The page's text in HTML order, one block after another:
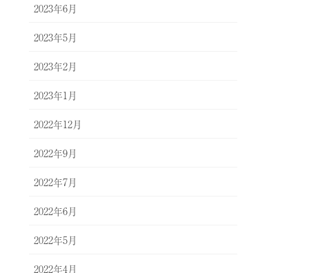
2023年6月
2023年5月
2023年2月
2023年1月
2022年12月
2022年9月
2022年7月
2022年6月
2022年5月
2022年4月